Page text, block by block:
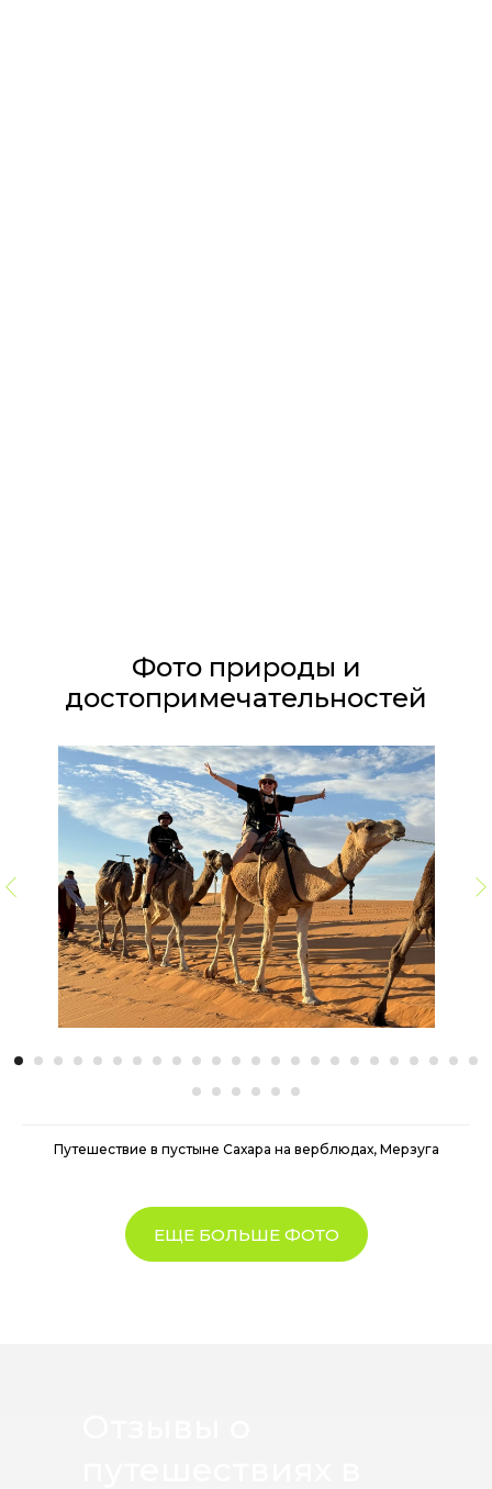
Фото природы и
достопримечательностей
Путешествие в пустыне Сахара на верблюдах, Мерзуга
ЕЩЕ БОЛЬШЕ ФОТО